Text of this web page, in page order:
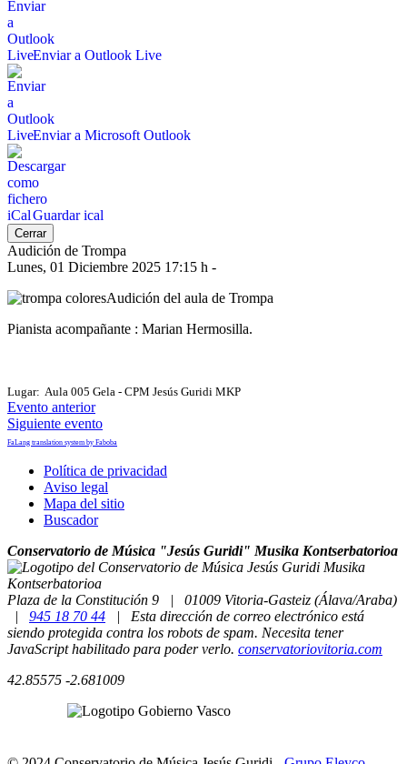
Enviar a Outlook Live
Enviar a Microsoft Outlook
Guardar ical
Cerrar
Audición de Trompa
Lunes, 01 Diciembre 2025 17:15 h -
Audición del aula de Trompa
Pianista acompañante : Marian Hermosilla.
Lugar: Aula 005 Gela - CPM Jesús Guridi MKP
Evento anterior
Siguiente evento
FaLang translation system by Faboba
Política de privacidad
Aviso legal
Mapa del sitio
Buscador
Conservatorio de Música
Jesús Guridi Musika Kontserbatorioa
Plaza de la Constitución 9 | 01009 Vitoria-Gasteiz (Álava/Araba)
| 945 18 70 44 | Esta dirección de correo electrónico está
siendo protegida contra los robots de spam. Necesita tener
JavaScript habilitado para poder verlo. conservatoriovitoria.com
42.85575 -2.681009